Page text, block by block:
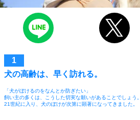
犬の高齢は、早く訪れる。
「犬がぼけるのをなんとか防ぎたい」
飼い主の多くは、こうした切実な願いがあることでしょう。
21世紀に入り、犬のぼけが次第に顕著になってきました。